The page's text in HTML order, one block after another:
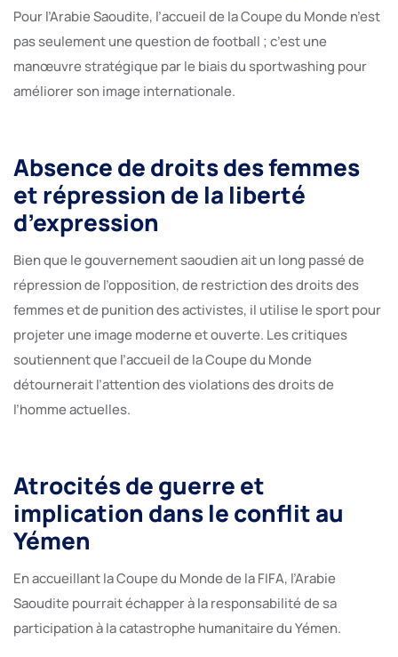
Pour l’Arabie Saoudite, l’accueil de la Coupe du Monde n’est
pas seulement une question de football ; c’est une
manœuvre stratégique par le biais du sportwashing pour
améliorer son image internationale.
Absence de droits des femmes
et répression de la liberté
d’expression
Bien que le gouvernement saoudien ait un long passé de
répression de l’opposition, de restriction des droits des
femmes et de punition des activistes, il utilise le sport pour
projeter une image moderne et ouverte. Les critiques
soutiennent que l’accueil de la Coupe du Monde
détournerait l’attention des violations des droits de
l’homme actuelles.
Atrocités de guerre et
implication dans le conflit au
Yémen
En accueillant la Coupe du Monde de la FIFA, l’Arabie
Saoudite pourrait échapper à la responsabilité de sa
participation à la catastrophe humanitaire du Yémen.